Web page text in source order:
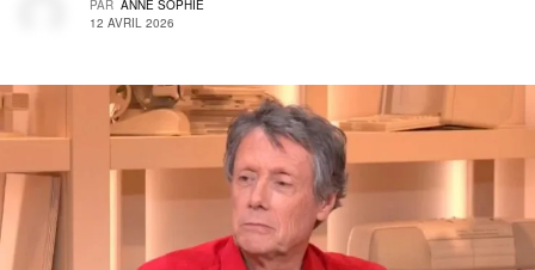
PAR ANNE SOPHIE
12 AVRIL 2026